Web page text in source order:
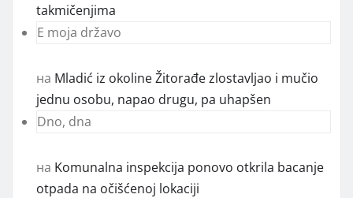
takmičenjima
E moja državo
на Mladić iz okoline Žitorađe zlostavljao i mučio
jednu osobu, napao drugu, pa uhapšen
Dno, dna
на Komunalna inspekcija ponovo otkrila bacanje
otpada na očišćenoj lokaciji